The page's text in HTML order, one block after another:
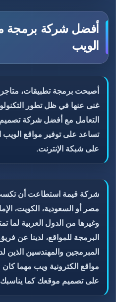
أفضل شركة برمجة
الويب
أصبحت برمجة تطبيقات، متاجر
غنى عنها في ظل تطور
التعامل مع أفضل شركة تصميم
تساعد على توفير مواقع الويب
على شبكة الإنترنت.
شركة قيمة استطاعت أن
مصر أو السعودية، الكويت،
وغيرها من الدول العربية لما
البرمجة للمواقع، لدينا عن
المبرمجين والمهندسين الذين
مواقع الكترونية ويب مهما
على تصميم موقعك كما